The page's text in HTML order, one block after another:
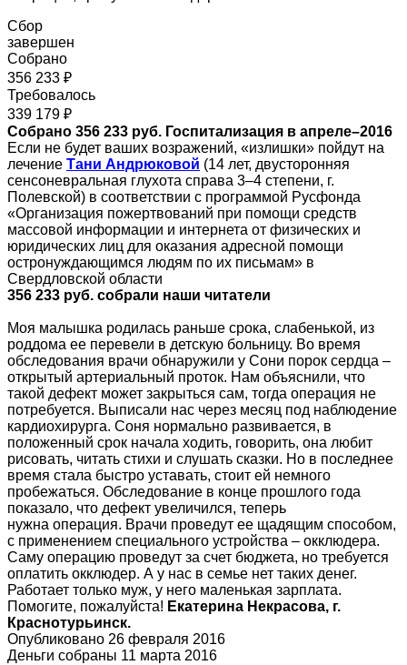
Сбор
завершен
Собрано
356 233 ₽
Требовалось
339 179 ₽
Собрано 356 233 руб. Госпитализация в апреле–2016
Если не будет ваших возражений, «излишки» пойдут на
лечение Тани Андрюковой (14 лет, двусторонняя
сенсоневральная глухота справа 3–4 степени, г.
Полевской) в соответствии с программой Русфонда
«Организация пожертвований при помощи средств
массовой информации и интернета от физических и
юридических лиц для оказания адресной помощи
остронуждающимся людям по их письмам» в
Свердловской области
356 233 руб. собрали наши читатели
Моя малышка родилась раньше срока, слабенькой, из
роддома ее перевели в детскую больницу. Во время
обследования врачи обнаружили у Сони порок сердца –
открытый артериальный проток. Нам объяснили, что
такой дефект может закрыться сам, тогда операция не
потребуется. Выписали нас через месяц под наблюдение
кардиохирурга. Соня нормально развивается, в
положенный срок начала ходить, говорить, она любит
рисовать, читать стихи и слушать сказки. Но в последнее
время стала быстро уставать, стоит ей немного
пробежаться. Обследование в конце прошлого года
показало, что дефект увеличился, теперь
нужна операция. Врачи проведут ее щадящим способом,
с применением специального устройства – окклюдера.
Саму операцию проведут за счет бюджета, но требуется
оплатить окклюдер. А у нас в семье нет таких денег.
Работает только муж, у него маленькая зарплата.
Помогите, пожалуйста! Екатерина Некрасова, г.
Краснотурьинск.
Опубликовано 26 февраля 2016
Деньги собраны 11 марта 2016